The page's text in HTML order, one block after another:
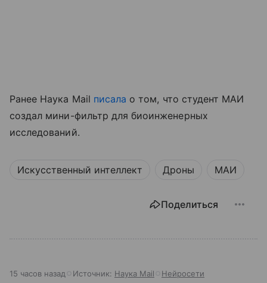
Ранее Наука Mail писала о том, что студент МАИ
создал мини-фильтр для биоинженерных
исследований.
Искусственный интеллект Дроны МАИ
Поделиться
15 часов назад Источник: Наука Mail Нейросети